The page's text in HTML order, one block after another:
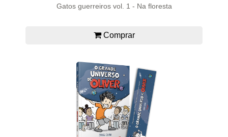
Gatos guerreiros vol. 1 - Na floresta
Comprar